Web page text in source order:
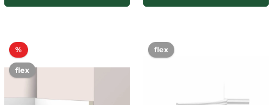
%Rabatt
flex
flex